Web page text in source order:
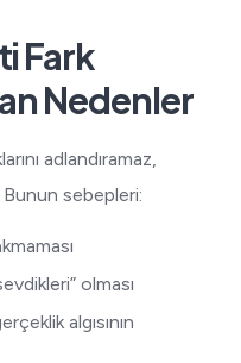
Fark
Nedenler
adlandıramaz,
sebepleri:
olması
algısının